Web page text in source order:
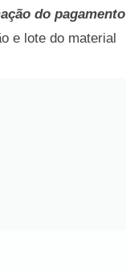
do pagamento
e lote do material